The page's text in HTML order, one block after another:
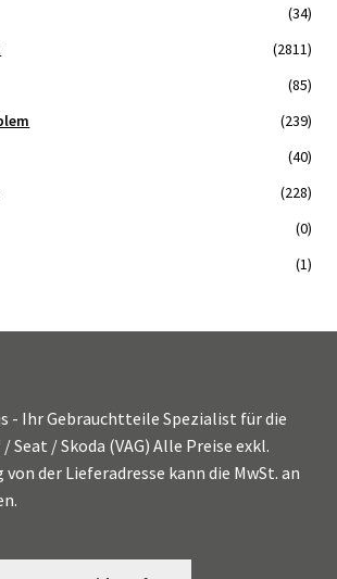
(34)
(2811)
(85)
(239)
(40)
(228)
(0)
(1)
- Ihr Gebrauchtteile Spezialist für die
/ Seat / Skoda (VAG) Alle Preise exkl.
von der Lieferadresse kann die MwSt. an